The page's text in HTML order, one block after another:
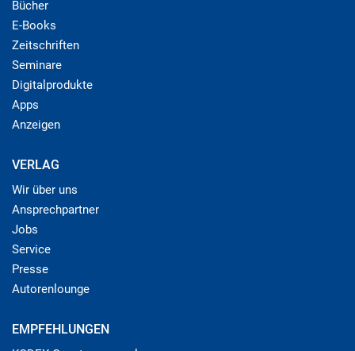
Bücher
E-Books
Zeitschriften
Seminare
Digitalprodukte
Apps
Anzeigen
VERLAG
Wir über uns
Ansprechpartner
Jobs
Service
Presse
Autorenlounge
EMPFEHLUNGEN